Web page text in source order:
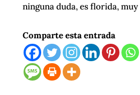
ninguna duda, es florida,
Comparte esta entrada